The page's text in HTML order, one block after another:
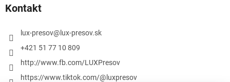
Kontakt
lux-presov@ lux-presov.sk
+421 51 77 10 809
http://www.fb.com/LUXPresov
https://www.tiktok.com/@luxpresov